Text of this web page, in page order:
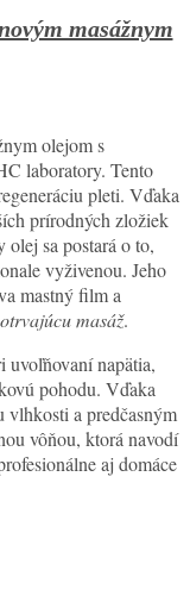
masážnym
olejom s
laboratory. Tento
pleti. Vďaka
prírodných zložiek
sa postará o to,
vyživenou. Jeho
mastný film a
masáž.
uvoľňovaní napätia,
pohodu. Vďaka
vlhkosti a predčasným
vôňou, ktorá navodí
aj domáce